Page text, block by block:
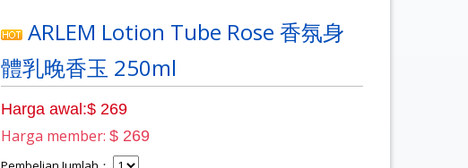
ARLEM Lotion Tube Rose 香氛身
體乳晚香玉 250ml
Harga awal:$ 269
Harga member:$ 269